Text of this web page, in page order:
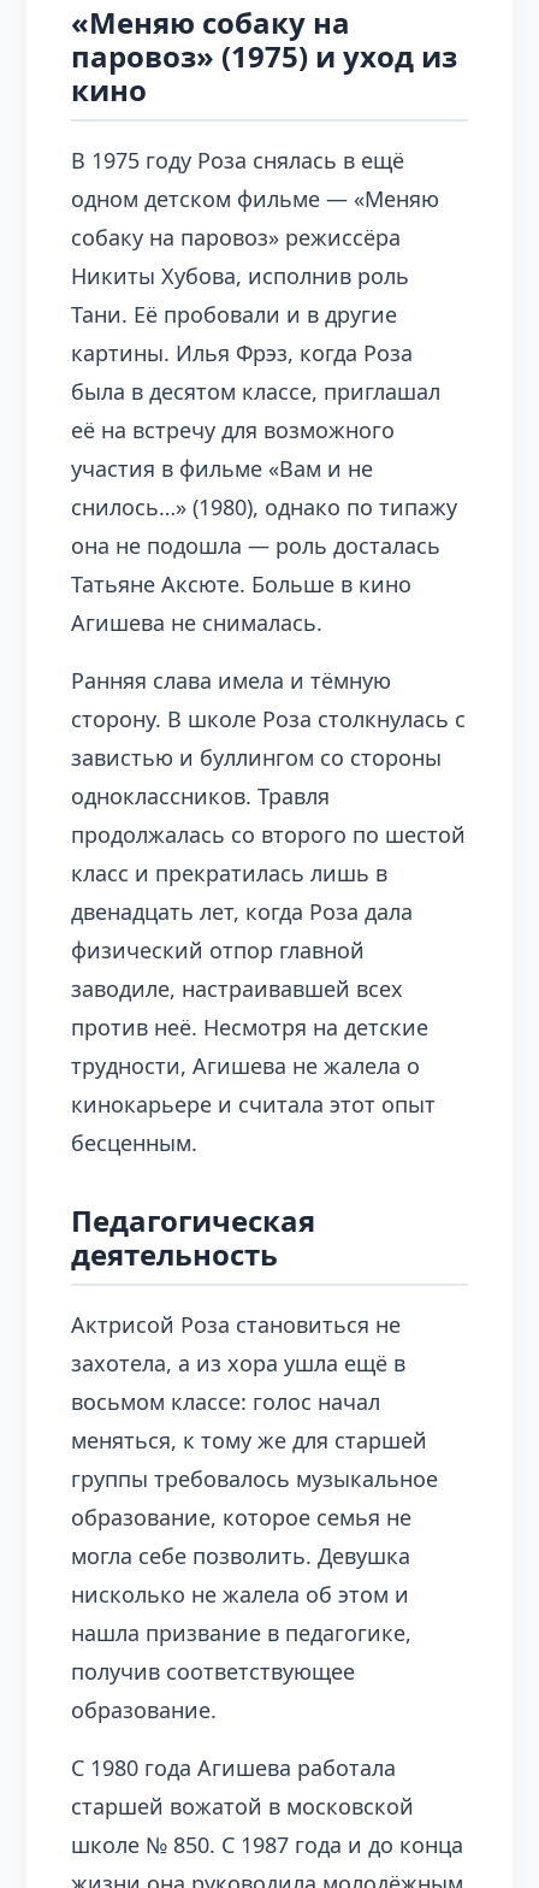
«Меняю собаку на
паровоз» (1975) и уход из
кино
В 1975 году Роза снялась в ещё
одном детском фильме — «Меняю
собаку на паровоз» режиссёра
Никиты Хубова, исполнив роль
Тани. Её пробовали и в другие
картины. Илья Фрэз, когда Роза
была в десятом классе, приглашал
её на встречу для возможного
участия в фильме «Вам и не
снилось…» (1980), однако по типажу
она не подошла — роль досталась
Татьяне Аксюте. Больше в кино
Агишева не снималась.
Ранняя слава имела и тёмную
сторону. В школе Роза столкнулась с
завистью и буллингом со стороны
одноклассников. Травля
продолжалась со второго по шестой
класс и прекратилась лишь в
двенадцать лет, когда Роза дала
физический отпор главной
заводиле, настраивавшей всех
против неё. Несмотря на детские
трудности, Агишева не жалела о
кинокарьере и считала этот опыт
бесценным.
Педагогическая
деятельность
Актрисой Роза становиться не
захотела, а из хора ушла ещё в
восьмом классе: голос начал
меняться, к тому же для старшей
группы требовалось музыкальное
образование, которое семья не
могла себе позволить. Девушка
нисколько не жалела об этом и
нашла призвание в педагогике,
получив соответствующее
образование.
С 1980 года Агишева работала
старшей вожатой в московской
школе № 850. С 1987 года и до конца